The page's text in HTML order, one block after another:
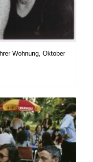
Wohnung, Oktober